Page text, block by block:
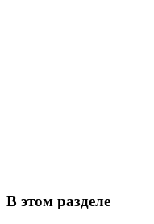
В этом разделе